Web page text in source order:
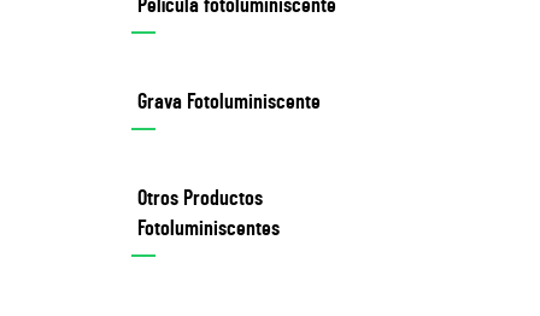
Película fotoluminiscente
Grava Fotoluminiscente
Otros Productos
Fotoluminiscentes